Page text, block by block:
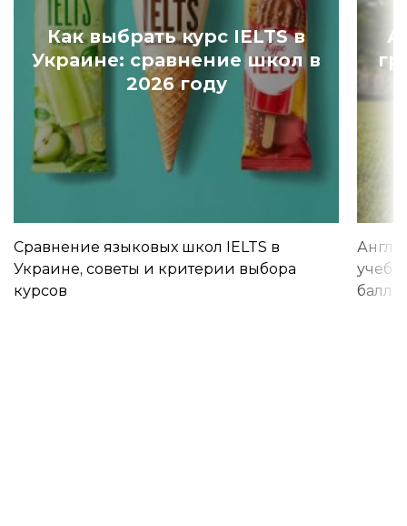
Как выбрать курс IELTS в
Украине: сравнение школ в
2026 году
Сравнение языковых школ IELTS в
Украине, советы и критерии выбора
курсов
учебы
баллы